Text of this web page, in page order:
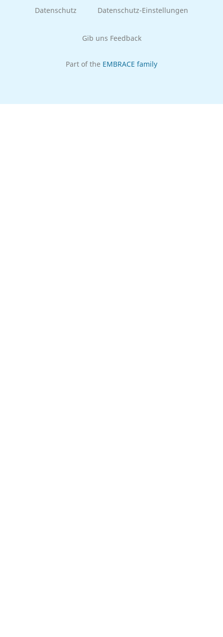
Datenschutz Datenschutz-Einstellungen
Gib uns Feedback
Part of the EMBRACE family